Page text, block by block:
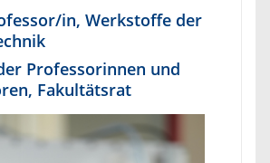
in, Werkstoffe der
Professorinnen und
Fakultätsrat